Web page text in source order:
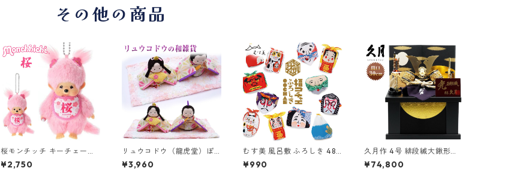
その他の商品
桜モンチッチ キーチェーン
女の子 249930 セキグチ(S
ekiguchi)
¥2,750
リュウコドウ（龍虎堂）ぽ
てりひな２人（麻の葉）和
雑貨/雛人形/ひな人形/雛祭
¥3,960
むす美 風呂敷 ふろしき 48c
m 福コチャエ 京都 山田繊
維 日本製
¥990
久月作 4号 緋段縅大鍬形兜
月に麻の葉二曲屏風収納台
飾り 五月人形/端午の節句/
¥74,800